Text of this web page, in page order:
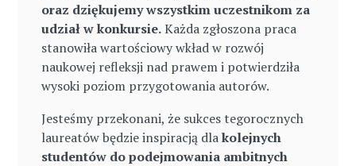
oraz dziękujemy wszystkim uczestnikom za
udział w konkursie.Każda zgłoszona praca
stanowiła wartościowy wkład w rozwój
naukowej refleksji nad prawem i potwierdziła
wysoki poziom przygotowania autorów.
Jesteśmy przekonani, że sukces tegorocznych
laureatów będzie inspiracją dlakolejnych
studentów do podejmowania ambitnych